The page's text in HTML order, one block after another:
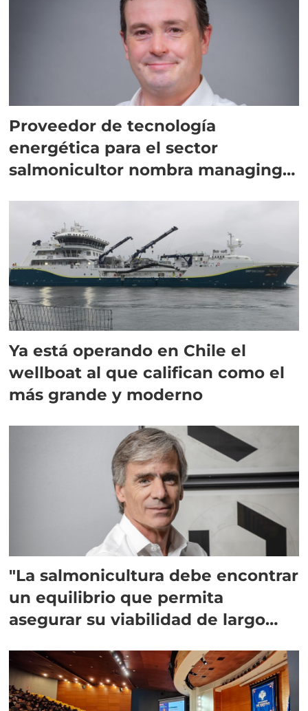
Proveedor de tecnología
energética para el sector
salmonicultor nombra managing
Ya está operando en Chile el
wellboat al que califican como el
más grande y moderno
"La salmonicultura debe encontrar
un equilibrio que permita
asegurar su viabilidad de largo